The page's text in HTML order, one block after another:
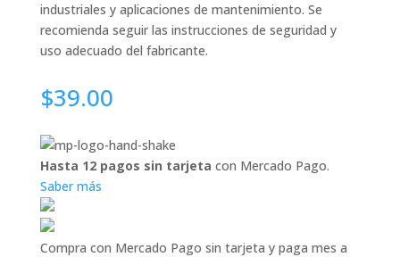
industriales y aplicaciones de mantenimiento. Se
recomienda seguir las instrucciones de seguridad y
uso adecuado del fabricante.
$39.00
Hasta 12 pagos sin tarjeta con Mercado Pago.
Saber más
Compra con Mercado Pago sin tarjeta y paga mes a